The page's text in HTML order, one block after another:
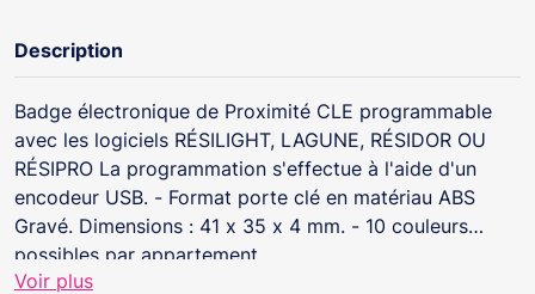
Description
Badge électronique de Proximité CLE programmable
avec les logiciels RÉSILIGHT, LAGUNE, RÉSIDOR OU
RÉSIPRO La programmation s'effectue à l'aide d'un
encodeur USB. - Format porte clé en matériau ABS
Gravé. Dimensions : 41 x 35 x 4 mm. - 10 couleurs
possibles par appartement.
Voir plus